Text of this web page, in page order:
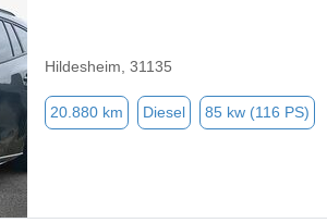
Hildesheim, 31135
20.880 km Diesel 85 kw (116 PS)